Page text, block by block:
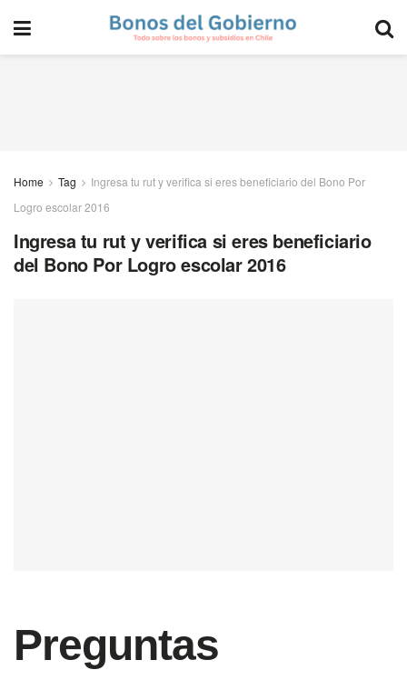
Home Tag
Ingresa tu rut y verifica si eres beneficiario del Bono Por
Logro escolar 2016
Ingresa tu rut y verifica si eres beneficiario
del Bono Por Logro escolar 2016
Preguntas